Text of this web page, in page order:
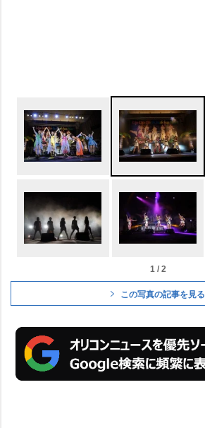
1 / 2
この写真の記事を見る